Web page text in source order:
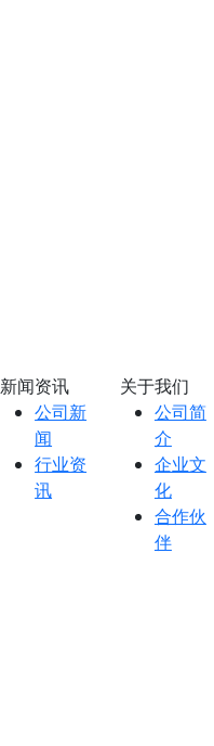
新闻资讯
公司新
闻
行业资
讯
关于我们
公司简
介
企业文
化
合作伙
伴